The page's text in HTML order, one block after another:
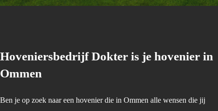
Hoveniersbedrijf Dokter is je hovenier in
Ommen
Ben je op zoek naar een hovenier die in Ommen alle wensen die jij